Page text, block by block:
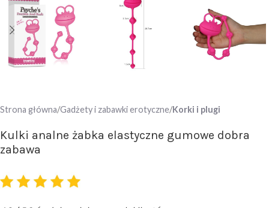
Strona główna Gadżety i zabawki erotyczne Korki i plugi
Kulki analne żabka elastyczne gumowe dobra
zabawa